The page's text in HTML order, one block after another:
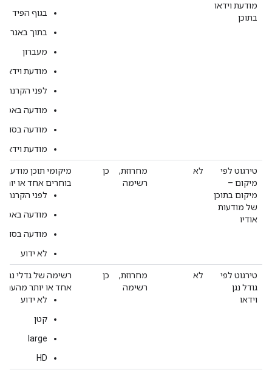
מודעת וידאו
בתוכן
בגוף הפיד
בתוך באנר
מעברון
מודעת וידאו Outstream לא ידועה
לפני הקרנה
מודעה
מודעה בסוף
מודעת וידאו In-stream לא ידועה
טירגוט לפי
מיקום –
מיקום בתוכן
של מודעות
אודיו
לא
מחרוזת,
רשימה
כן
מיקומי תוכן מודעה
בוחרים אחד או
לפני הקרנה
מודעה
מודעה בסוף
לא ידוע
טירגוט לפי
גודל נגן
וידאו
לא
מחרוזת,
רשימה
כן
רשימה של גדלי נגני
אחד או יותר
לא ידוע
קטן
large
HD